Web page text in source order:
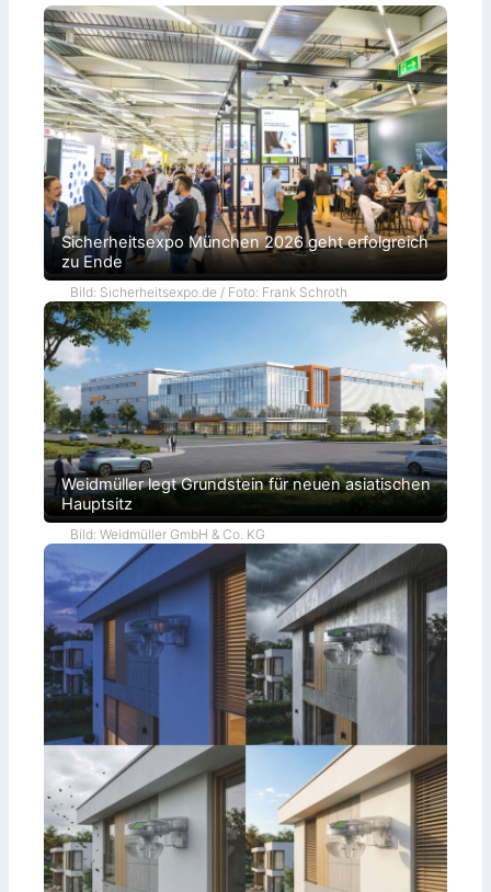
Sicherheitsexpo München 2026 geht erfolgreich
zu Ende
Bild: Sicherheitsexpo.de / Foto: Frank Schroth
Weidmüller legt Grundstein für neuen asiatischen
Hauptsitz
Bild: Weidmüller GmbH & Co. KG